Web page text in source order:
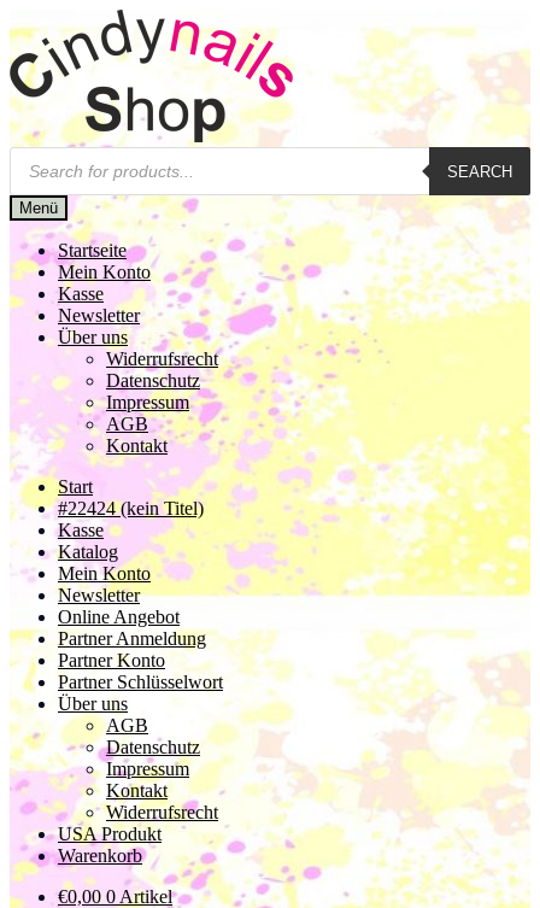
Navigation
springen
Inhalt
springen
Products
search
SEARCH
Menü
Startseite
Mein Konto
Kasse
Newsletter
Über uns
Widerrufsrecht
Datenschutz
Impressum
AGB
Kontakt
Start
#22424 (kein Titel)
Kasse
Katalog
Mein Konto
Newsletter
Online Angebot
Partner Anmeldung
Partner Konto
Partner Schlüsselwort
Über uns
AGB
Datenschutz
Impressum
Kontakt
Widerrufsrecht
USA Produkt
Warenkorb
€0,00 0 Artikel